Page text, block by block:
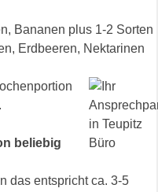
Bananen plus 1-2 Sorten
Erdbeeren, Nektarinen
beliebig
das entspricht ca. 3-5